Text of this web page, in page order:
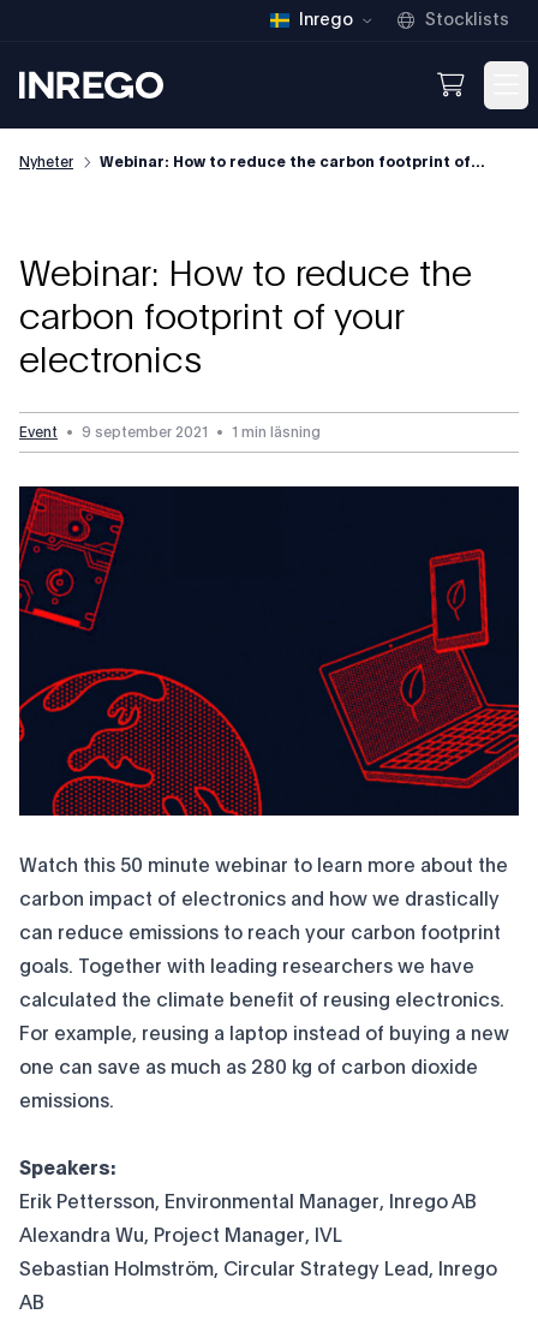
Inrego Stocklists
Inrego
Open
Nyheter Webinar: How to reduce the carbon footprint of...
Webinar: How to reduce the
carbon footprint of your
electronics
Event • 9 september 2021 • 1 min läsning
Watch this 50 minute webinar to learn more about the
carbon impact of electronics and how we drastically
can reduce emissions to reach your carbon footprint
goals. Together with leading researchers we have
calculated the climate benefit of reusing electronics.
For example, reusing a laptop instead of buying a new
one can save as much as 280 kg of carbon dioxide
emissions.
Speakers:
Erik Pettersson, Environmental Manager, Inrego AB
Alexandra Wu, Project Manager, IVL
Sebastian Holmström, Circular Strategy Lead, Inrego
AB